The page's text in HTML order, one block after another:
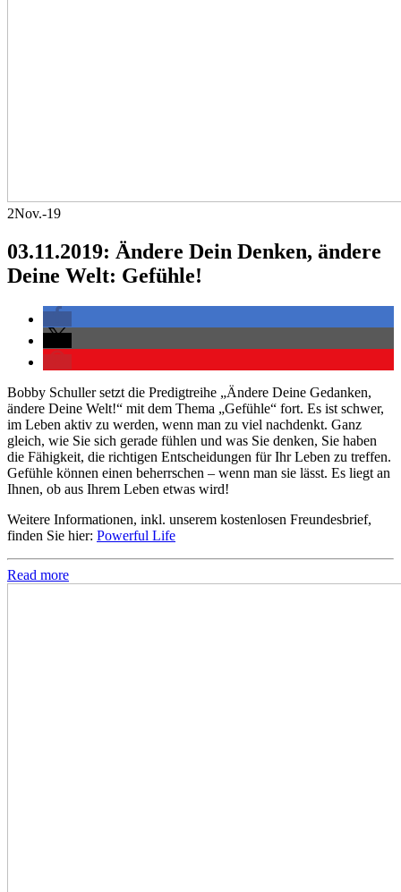
2Nov.-19
03.11.2019: Ändere Dein Denken, ändere
Deine Welt: Gefühle!
Bobby Schuller setzt die Predigtreihe „Ändere Deine Gedanken,
ändere Deine Welt!“ mit dem Thema „Gefühle“ fort. Es ist schwer,
im Leben aktiv zu werden, wenn man zu viel nachdenkt. Ganz
gleich, wie Sie sich gerade fühlen und was Sie denken, Sie haben
die Fähigkeit, die richtigen Entscheidungen für Ihr Leben zu treffen.
Gefühle können einen beherrschen – wenn man sie lässt. Es liegt an
Ihnen, ob aus Ihrem Leben etwas wird!
Weitere Informationen, inkl. unserem kostenlosen Freundesbrief,
finden Sie hier: Powerful Life
Read more